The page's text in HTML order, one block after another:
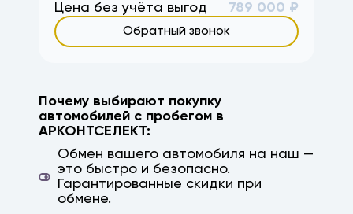
Краснодар, Ростов, Ростов-на-Дону,
Саратов, Астрахань, Михайловка, кача,
ерзовка, элиста, калмыкия, камышин,
немецкие авто, гарантия, высокая оценка
Цена без учёта выгод
789 000 ₽
Обратный звонок
Почему выбирают покупку
автомобилей с пробегом в
АРКОНТСЕЛЕКТ:
Обмен вашего автомобиля на наш —
это быстро и безопасно.
Гарантированные скидки при
обмене.